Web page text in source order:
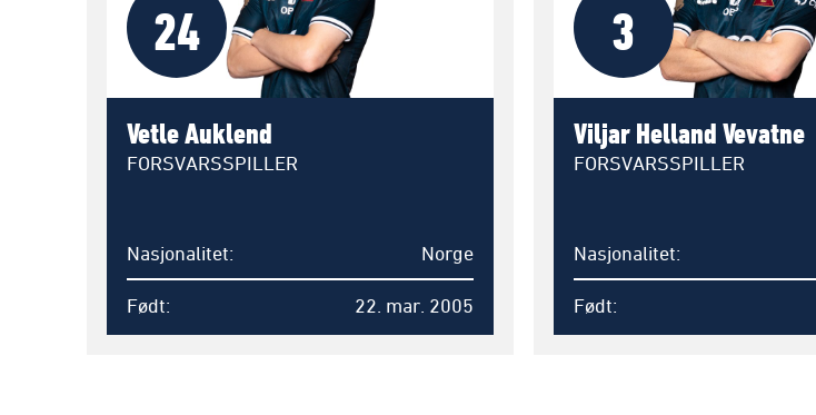
24
Vetle Auklend
FORSVARSSPILLER
Nasjonalitet Norge
Født 22. mar. 2005
3
Viljar Helland Vevatne
FORSVARSSPILLER
Nasjonalitet
Født